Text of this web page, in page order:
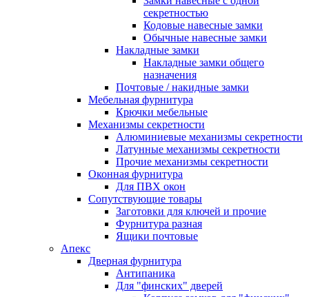
секретностью
Кодовые навесные замки
Обычные навесные замки
Накладные замки
Накладные замки общего
назначения
Почтовые / накидные замки
Мебельная фурнитура
Крючки мебельные
Механизмы секретности
Алюминиевые механизмы секретности
Латунные механизмы секретности
Прочие механизмы секретности
Оконная фурнитура
Для ПВХ окон
Сопутствующие товары
Заготовки для ключей и прочие
Фурнитура разная
Ящики почтовые
Апекс
Дверная фурнитура
Антипаника
Для "финских" дверей